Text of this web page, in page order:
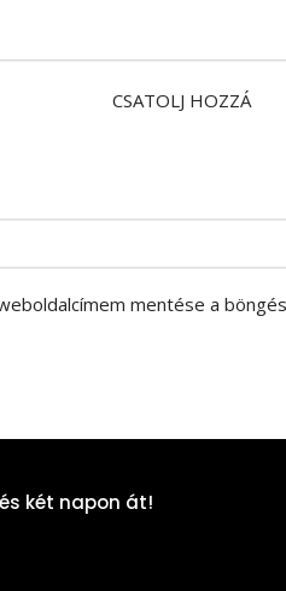
CSATOLJ HOZZÁ
mentése a
két napon át!